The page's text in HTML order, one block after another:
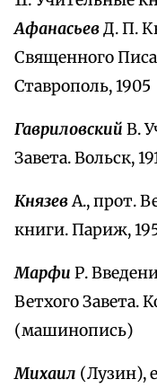
АфанасьевД. П.
Священного
Ставрополь, 1905
Гавриловский В.
Завета. Вольск,
КнязевА., прот.
книги. Париж,
Марфи Р.
Ветхого Завета.
(машинопись)
Михаил (Лузин),